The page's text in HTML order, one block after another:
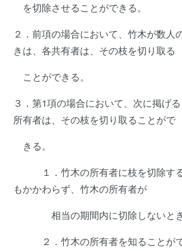
を切除させることができる。
２．前項の場合において、竹木が数人
きは、各共有者は、その枝を切り取る
ことができる。
３．第1項の場合において、次に掲げ
所有者は、その枝を切り取ることがで
きる。
１．竹木の所有者に枝を切除する
もかかわらず、竹木の所有者が
相当の期間内に切除しないとき
２．竹木の所有者を知ることが